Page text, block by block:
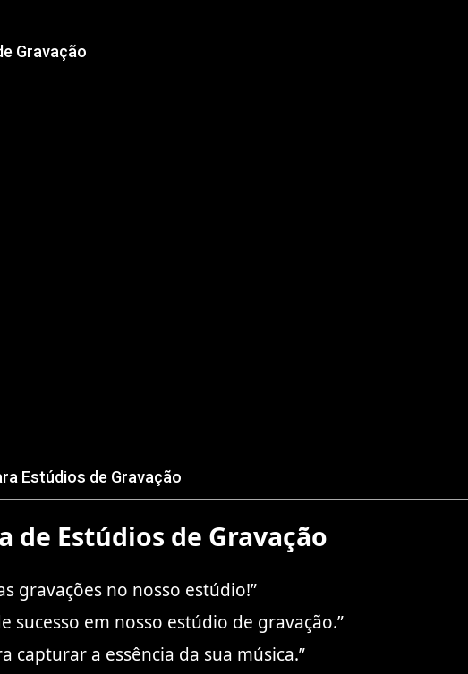
Gravação
Estúdios de Gravação
de Estúdios de Gravação
gravações no nosso estúdio!”
sucesso em nosso estúdio de gravação.”
capturar a essência da sua música.”